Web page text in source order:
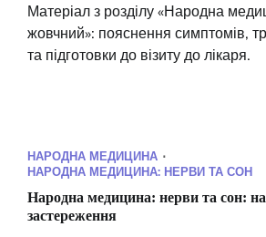
Матеріал з розділу «Народна
жовчний»: пояснення симптомів,
та підготовки до візиту до лікаря.
НАРОДНА МЕДИЦИНА
НАРОДНА МЕДИЦИНА: НЕРВИ ТА СОН
Народна медицина: нерви та сон:
застереження